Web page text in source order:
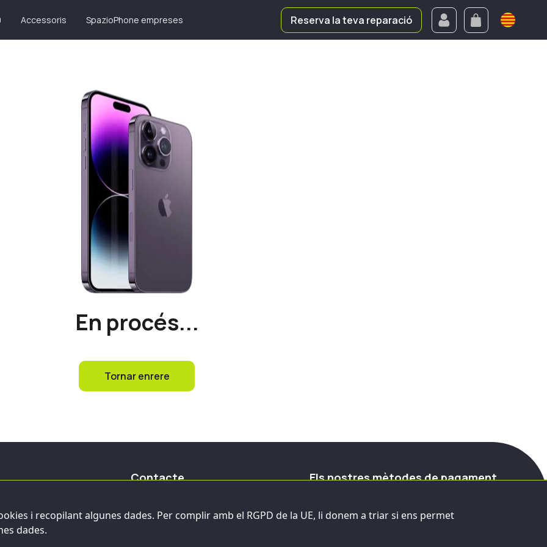
Accessoris SpazioPhone empreses Reserva la teva reparació
En procés...
Tornar enrere
i lliurament
i devolucions
Contacte
Les nostres botigues a Barcelona
Els nostres mètodes de pagament
i recopilant algunes dades. Per complir amb el RGPD de la UE, li donem a triar si ens permet
dades.